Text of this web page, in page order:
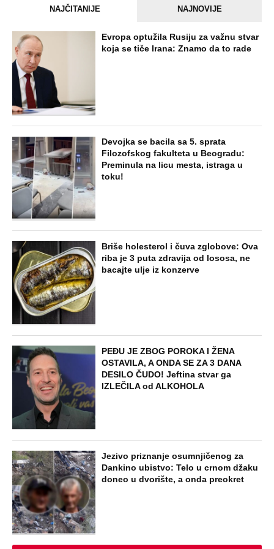
NAJNOVIJE
"PUSTI ME MAMA, MRTAV SAM..."
Srceparajuća ispovest majke našeg
muzičara koji je poginuo u saobraćajci:
Svi unutrašnji organi su bili oštećeni...
Prva se u komunističkoj državi slikala
EXTERNAL ARTICLES
Pošla sam da kupim detetu patike i
videla da me muž vara sa tom udovicom,
iste noći sam joj pisala: Iznova čitam
njen odgovor, za sve je bila u pravu
STARS
HRVATSKI MEDIJI TVRDE DA JE
JOZINOVIĆEVA KARIJERA GOTOVA
ZBOG CECE! Počela hajka na Jakova - U
sve upleli fantomsku firmu, Bregu i Čolu
- Otkrivamo mrežu laži